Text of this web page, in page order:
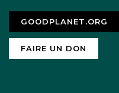
GOODPLANET.ORG
FAIRE UN DON